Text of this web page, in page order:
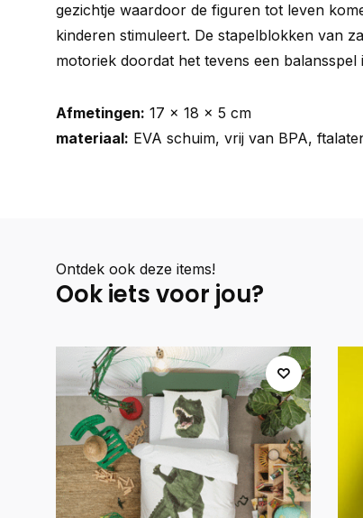
gezichtje waardoor de figuren tot leven
kinderen stimuleert. De stapelblokken van
motoriek doordat het tevens een balansspel
Afmetingen: 17 x 18 x 5 cm
materiaal: EVA schuim, vrij van BPA,
Ontdek ook deze items!
Ook iets voor jou?